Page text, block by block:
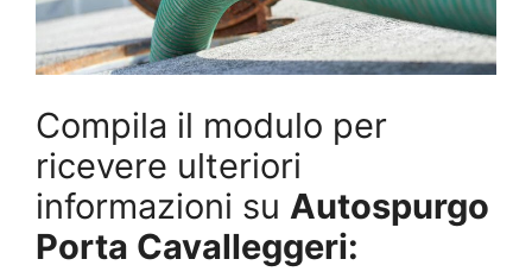
Compila il modulo per
ricevere ulteriori
informazioni su Autospurgo
Porta Cavalleggeri: